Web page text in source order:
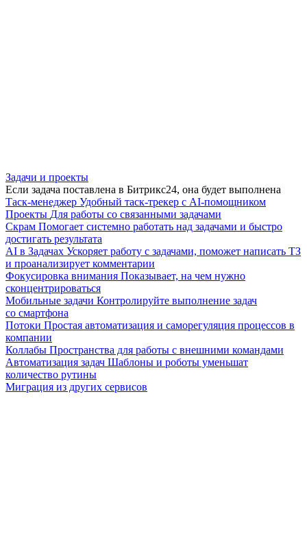
Задачи и проекты
Если задача поставлена в Битрикс24, она будет выполнена
Таск-менеджер Удобный таск-трекер с AI-помощником
Проекты Для работы со связанными задачами
Скрам Помогает системно работать над задачами и быстро
достигать результата
AI в Задачах Ускоряет работу с задачами, поможет написать ТЗ
и проанализирует комментарии
Фокусировка внимания Показывает, на чем нужно
сконцентрироваться
Мобильные задачи Контролируйте выполнение задач
со смартфона
Потоки Простая автоматизация и саморегуляция процессов в
компании
Коллабы Пространства для работы с внешними командами
Автоматизация задач Шаблоны и роботы уменьшат
количество рутины
Миграция из других сервисов